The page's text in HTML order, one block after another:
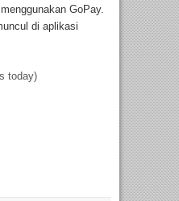
GoPay.
di aplikasi
today)